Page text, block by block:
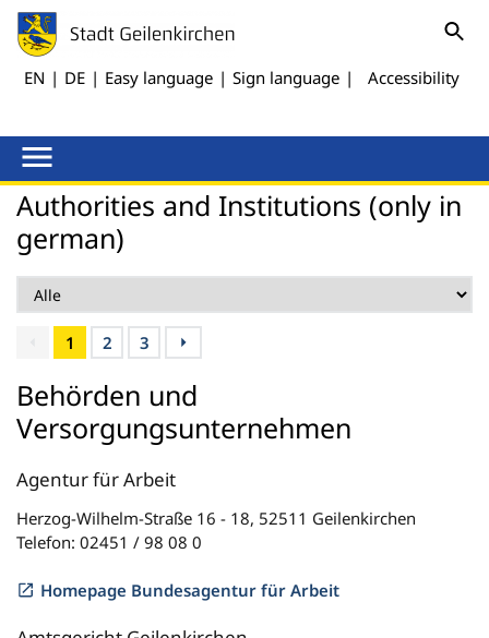
EN | DE | Easy language | Sign language | Accessibility
Authorities and Institutions (only in
german)
Behörden und
Versorgungsunternehmen
Agentur für Arbeit
Herzog-Wilhelm-Straße 16 - 18, 52511 Geilenkirchen
Telefon: 02451 / 98 08 0
Homepage Bundesagentur für Arbeit
1 2 3